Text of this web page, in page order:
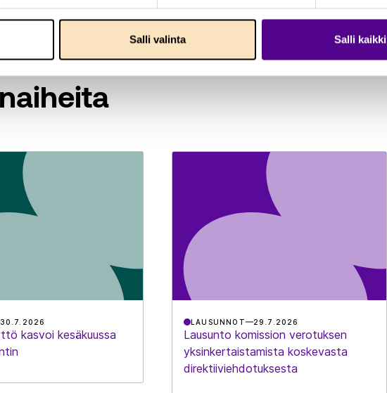
Salli valinta Salli kaikki
30.7.2026
kasvoi kesäkuussa
LAUSUNNOT 29.7.2026
Lausunto komission verotuksen
yksinkertaistamista koskevasta
direktiiviehdotuksesta